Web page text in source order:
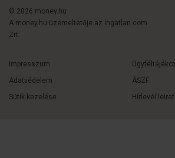
© 2026 money.hu
A money.hu üzemeltetője az ingatlan.com
Zrt.
Impresszum
Adatvédelem
ÁSZF
Sütik kezelése
Hírlevél